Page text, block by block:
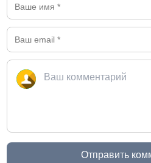
Отправить